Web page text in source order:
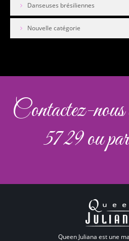
Danseuses brésiliennes
Nouvelle catégorie
Contactez-
57 29 ou
Queen Juliana est une